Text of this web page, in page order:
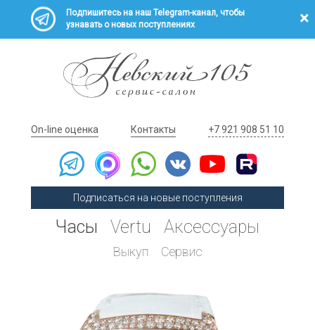
Подпишитесь на наш Telegram-канал, чтобы
узнавать о новых поступлениях
On-line оценка Контакты +7 921 908 51 10
Подписаться на новые поступления
Часы Vertu Аксессуары
Выкуп Сервис